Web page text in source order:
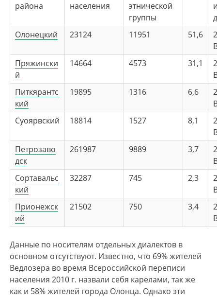
Диалектная карта карельского языка
района
населения
этнической
группы
Олонецкий
23124 11951 51,6
Пряжински
й
14664 4573 31,1
Питкярантс
кий
19895 1316 6,6
Суоярвский
18814 1527 8,1
Петрозаво
дск
261987 9889 3,7
Сортавальс
кий
32287 745 2,3
Прионежск
ий
21502 750 3,4
Данные по носителям отдельных диалектов в
основном отсутствуют. Известно, что 69% жителей
Ведлозера во время Всероссийской переписи
населения 2010 г. назвали себя карелами, так же
как и 58% жителей города Олонца. Однако эти